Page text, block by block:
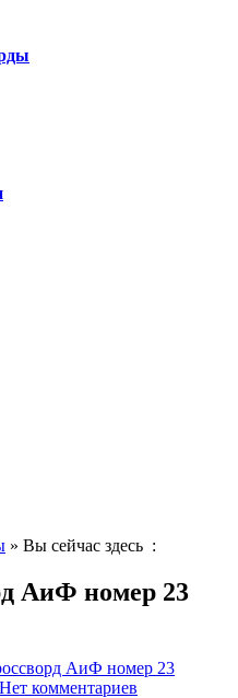
» Вы сейчас здесь :
АиФ номер 23
АиФ номер 23
Нет комментариев